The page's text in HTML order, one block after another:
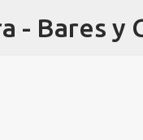
- Bares y